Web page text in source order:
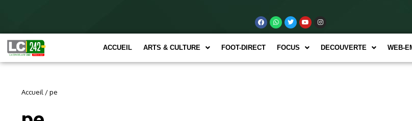
ACCUEIL ARTS & CULTURE FOOT-DIRECT FOCUS DECOUVERTE WEB-
Accueil /pe